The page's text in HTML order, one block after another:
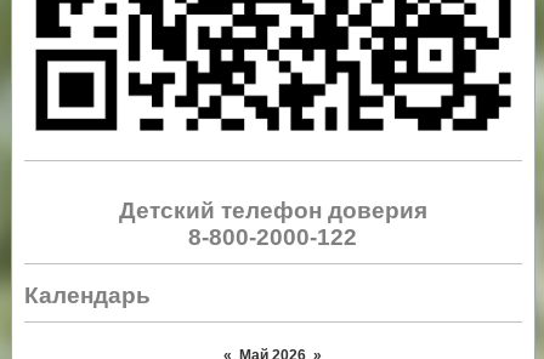
Детский телефон доверия
8-800-2000-122
Календарь